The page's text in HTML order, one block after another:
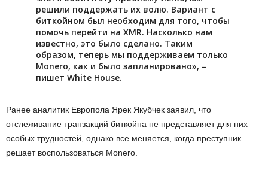
решили поддержать их волю. Вариант с
биткойном был необходим для того, чтобы
помочь перейти на XMR. Насколько нам
известно, это было сделано. Таким
образом, теперь мы поддерживаем только
Monero, как и было запланировано», –
пишет White House.
Ранее аналитик Европола Ярек Якубчек заявил, что
отслеживание транзакций биткойна не представляет для них
особых трудностей, однако все меняется, когда преступник
решает воспользоваться Monero.